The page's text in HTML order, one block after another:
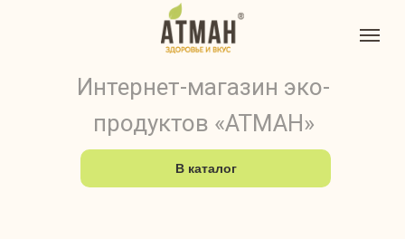
В каталог
Интернет-магазин эко-
продуктов «АТМАН»